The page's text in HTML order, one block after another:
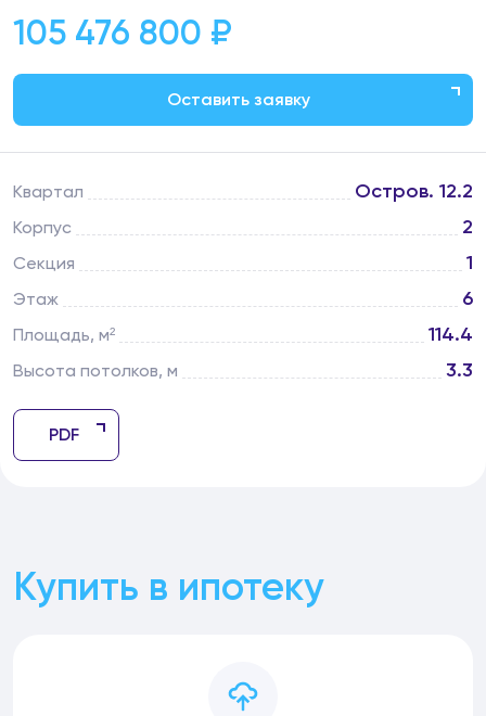
Квартал Остров. 12.2
Корпус 2
Секция 1
Этаж 6
Площадь, м² 114.4
Высота потолков, м 3.3
PDF
105 476 800 ₽
Оставить заявку
Купить в ипотеку